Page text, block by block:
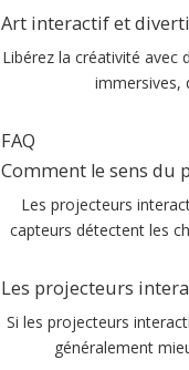
Art interactif et
Libérez la créativité avec
immersives,
FAQ
Comment le sens du
Les projecteurs
capteurs détectent les
Les projecteurs
Si les projecteurs
généralement